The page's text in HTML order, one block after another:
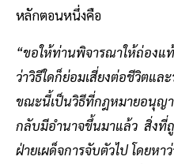
หลักตอนหนึ่งคือ
“ขอให้ท่านพิจารณาให้ถ่องแ
ว่าวิธีใดก็ย่อมเสี่ยงต่อชีวิตแล
ขณะนี้เป็นวิธีที่กฎหมายอนุญา
กลับมีอำนาจขึ้นมาแล้ว สิ่งที่
ฝ่ายเผด็จการจับตัวไป โดยหา